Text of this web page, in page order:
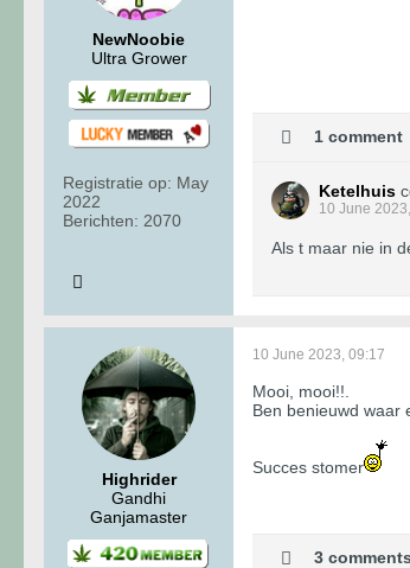
NewNoobie
Ultra Grower
Registratie op: May
2022
Berichten: 2070
1 comment
Ketelhuis
10 June
Als t maar nie in
Highrider
Gandhi
Ganjamaster
10 June 2023, 09:17
Mooi, mooi!!.
Ben benieuwd waar
Succes stomer
3 comments